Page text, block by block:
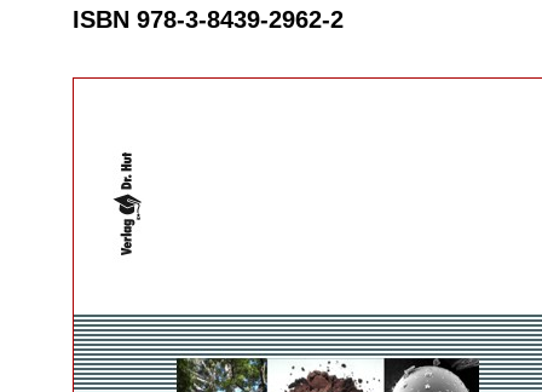
ISBN 978-3-8439-2962-2